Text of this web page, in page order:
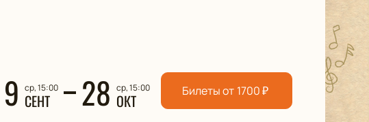
9 ср, 15:00
СЕНТ 28 ср, 15:00
ОКТ Билеты от 1700₽